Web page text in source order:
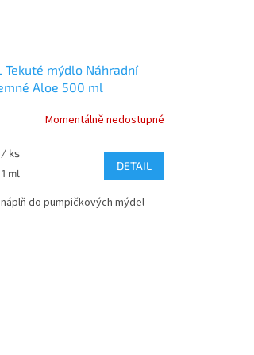
Tekuté mýdlo Náhradní
Aloe 500 ml
Momentálně nedostupné
/ ks
ml
DETAIL
do pumpičkových mýdel